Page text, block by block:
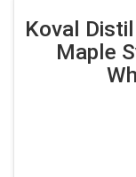
Koval
Maple